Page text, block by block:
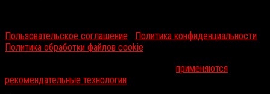
Пользовательское соглашение
Политика конфиденциальности
Политика обработки файлов cookie
применяются
рекомендательные технологии